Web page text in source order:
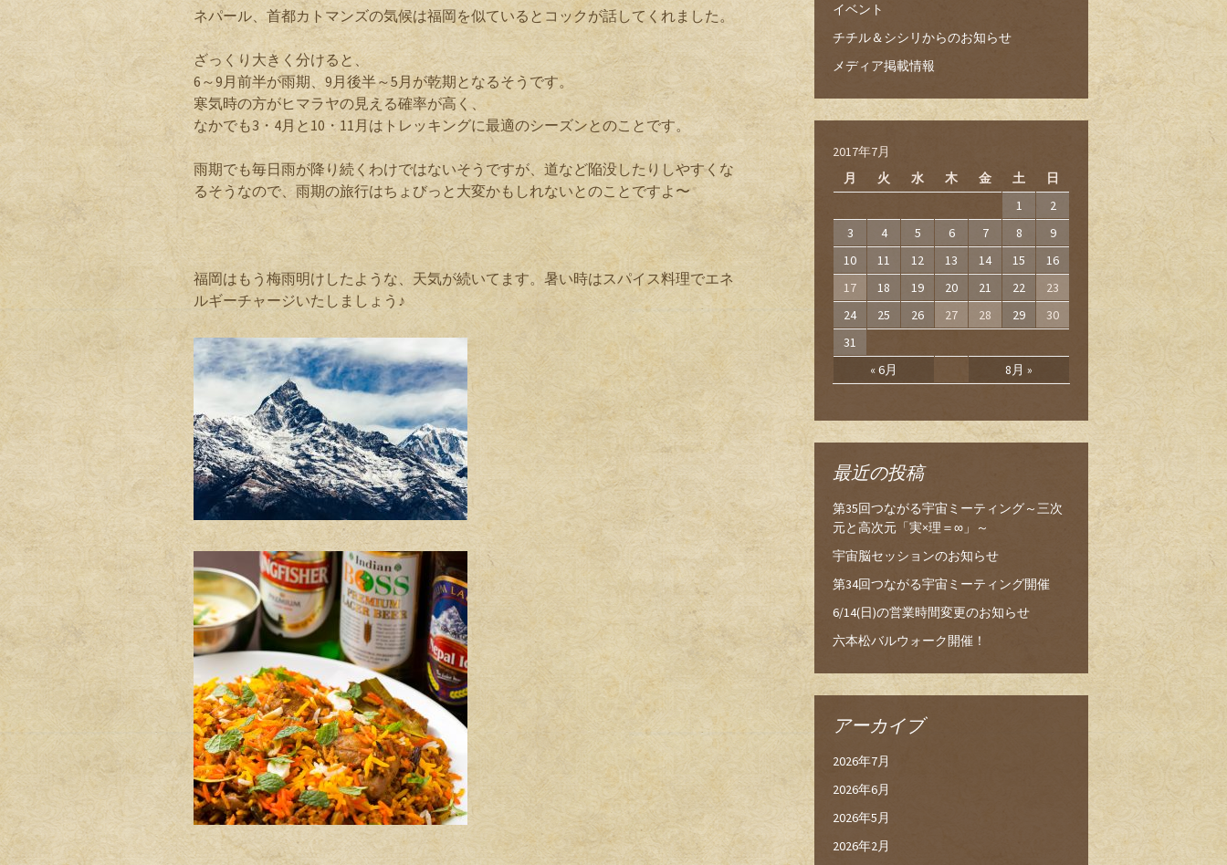
ネパール、首都カトマンズの気候は福岡を似ているとコックが話してくれました。
ざっくり大きく分けると、
6～9月前半が雨期、9月後半～5月が乾期となるそうです。
寒気時の方がヒマラヤの見える確率が高く、
なかでも3・4月と10・11月はトレッキングに最適のシーズンとのことです。
雨期でも毎日雨が降り続くわけではないそうですが、道など陥没したりしやすくな
るそうなので、雨期の旅行はちょびっと大変かもしれないとのことですよ〜
福岡はもう梅雨明けしたような、天気が続いてます。暑い時はスパイス料理でエネ
ルギーチャージいたしましょう♪
イベント
チチル＆シシリからのお知らせ
メディア掲載情報
2017年7月
月
火 水 木 金 土 日
« 6月 8月 »
1
2
3
4 5 6 7 8
9
10
11 12 13 14 15
16
17
18 19 20 21 22
23
24
25 26 27 28 29
30
31
最近の投稿
第35回つながる宇宙ミーティング～三次
元と高次元「実×理＝∞」～
宇宙脳セッションのお知らせ
第34回つながる宇宙ミーティング開催
6/14(日)の営業時間変更のお知らせ
六本松バルウォーク開催！
アーカイブ
2026年7月
2026年6月
2026年5月
2026年2月